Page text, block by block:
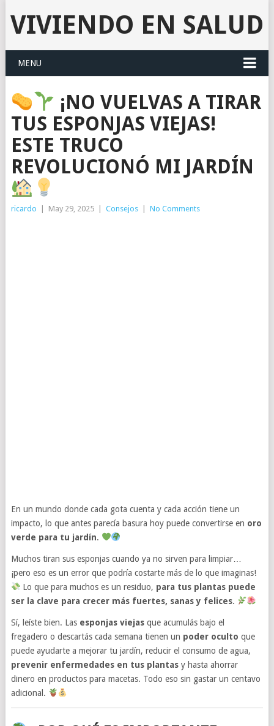
VIVIENDO EN SALUD
MENU
¡NO VUELVAS A TIRAR
TUS ESPONJAS VIEJAS!
ESTE TRUCO
REVOLUCIONÓ MI JARDÍN
ricardo | May 29, 2025 | Consejos | No Comments
En un mundo donde cada gota cuenta y cada acción tiene un
impacto, lo que antes parecía basura hoy puede convertirse en oro
verde para tu jardín.
Muchos tiran sus esponjas cuando ya no sirven para limpiar…
¡pero eso es un error que podría costarte más de lo que imaginas!
Lo que para muchos es un residuo, para tus plantas puede
ser la clave para crecer más fuertes, sanas y felices.
Sí, leíste bien. Las esponjas viejasque acumulás bajo el
fregadero o descartás cada semana tienen un poder oculto que
puede ayudarte a mejorar tu jardín, reducir el consumo de agua,
prevenir enfermedades en tus plantasy hasta ahorrar
dinero en productos para macetas. Todo eso sin gastar un centavo
adicional.